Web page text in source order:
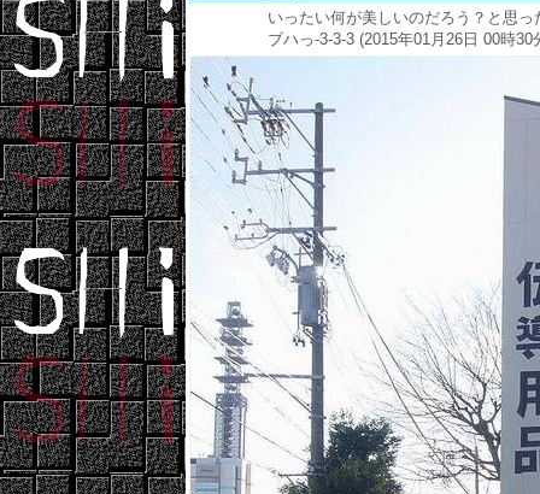
いったい何が美しいのだろう？と思
ブハっ-3-3-3 (2015年01月26日 00時30